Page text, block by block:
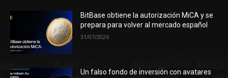
BitBase obtiene la autorización MiCA y se
prepara para volver al mercado español
31/07/2026
Un falso fondo de inversión con avatares